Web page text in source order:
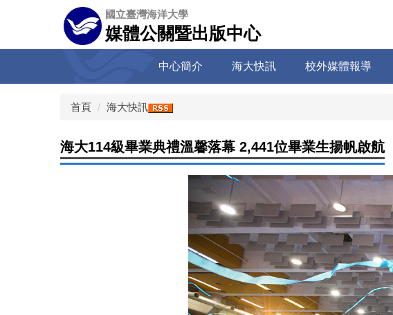
容
國立臺灣海洋大學
媒體公關暨出版中心
中心簡介 海大快訊 校外媒體報導
首頁 海大快訊
海大114級畢業典禮溫馨落幕 2,441位畢業生揚帆啟航